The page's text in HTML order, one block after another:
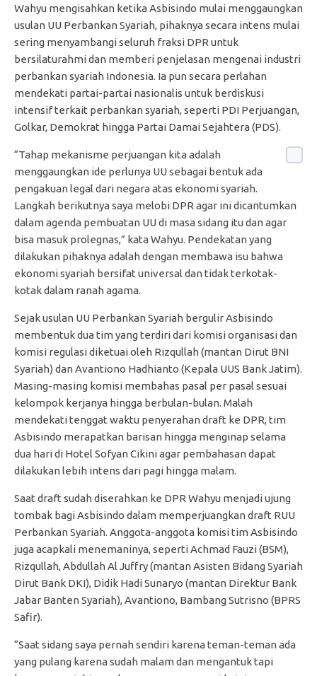
Wahyu mengisahkan ketika Asbisindo mulai menggaungkan
usulan UU Perbankan Syariah, pihaknya secara intens mulai
sering menyambangi seluruh fraksi DPR untuk
bersilaturahmi dan memberi penjelasan mengenai industri
perbankan syariah Indonesia. Ia pun secara perlahan
mendekati partai-partai nasionalis untuk berdiskusi
intensif terkait perbankan syariah, seperti PDI Perjuangan,
Golkar, Demokrat hingga Partai Damai Sejahtera (PDS).
“Tahap mekanisme perjuangan kita adalah
menggaungkan ide perlunya UU sebagai bentuk ada
pengakuan legal dari negara atas ekonomi syariah.
Langkah berikutnya saya melobi DPR agar ini dicantumkan
dalam agenda pembuatan UU di masa sidang itu dan agar
bisa masuk prolegnas,” kata Wahyu. Pendekatan yang
dilakukan pihaknya adalah dengan membawa isu bahwa
ekonomi syariah bersifat universal dan tidak terkotak-
kotak dalam ranah agama.
Sejak usulan UU Perbankan Syariah bergulir Asbisindo
membentuk dua tim yang terdiri dari komisi organisasi dan
komisi regulasi diketuai oleh Rizqullah (mantan Dirut BNI
Syariah) dan Avantiono Hadhianto (Kepala UUS Bank Jatim).
Masing-masing komisi membahas pasal per pasal sesuai
kelompok kerjanya hingga berbulan-bulan. Malah
mendekati tenggat waktu penyerahan draft ke DPR, tim
Asbisindo merapatkan barisan hingga menginap selama
dua hari di Hotel Sofyan Cikini agar pembahasan dapat
dilakukan lebih intens dari pagi hingga malam.
Saat draft sudah diserahkan ke DPR Wahyu menjadi ujung
tombak bagi Asbisindo dalam memperjuangkan draft RUU
Perbankan Syariah. Anggota-anggota komisi tim Asbisindo
juga acapkali menemaninya, seperti Achmad Fauzi (BSM),
Rizqullah, Abdullah Al Juffry (mantan Asisten Bidang Syariah
Dirut Bank DKI), Didik Hadi Sunaryo (mantan Direktur Bank
Jabar Banten Syariah), Avantiono, Bambang Sutrisno (BPRS
Safir).
“Saat sidang saya pernah sendiri karena teman-teman ada
yang pulang karena sudah malam dan mengantuk tapi